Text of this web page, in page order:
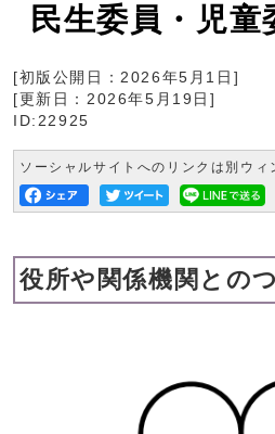
民生委員・児童
[初版公開日：2026年5月1日 ]
[更新日： 2026年5月19日 ]
ID:22925
ソーシャルサイトへのリンクは別ウィ
役所や関係機関との